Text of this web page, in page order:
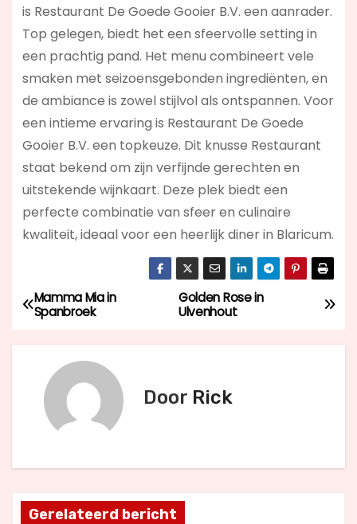
is Restaurant De Goede Gooier B.V. een aanrader.
Top gelegen, biedt het een sfeervolle setting in
een prachtig pand. Het menu combineert vele
smaken met seizoensgebonden ingrediënten, en
de ambiance is zowel stijlvol als ontspannen. Voor
een intieme ervaring is Restaurant De Goede
Gooier B.V. een topkeuze. Dit knusse Restaurant
staat bekend om zijn verfijnde gerechten en
uitstekende wijnkaart. Deze plek biedt een
perfecte combinatie van sfeer en culinaire
kwaliteit, ideaal voor een heerlijk diner in Blaricum.
B
e
h
t
Golden Rose in
Ulvenhout
Mamma Mia in
Spanbroek
Door Rick
Gerelateerd bericht